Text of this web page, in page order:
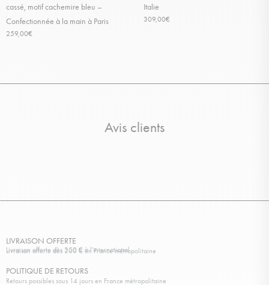
cassé, motif cachemire bleu –
Confectionnée à la main à Paris
259,00€
Italie
309,00€
Avis clients
LIVRAISON OFFERTE
Livraison offerte dès 200 € en France métropolitaine
Livraison offerte dès 350 € à l'international
POLITIQUE DE RETOURS
Retours possibles sous 14 jours en France métropolitaine